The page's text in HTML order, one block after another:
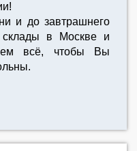
и до завтрашнего
в Москве и
всё, чтобы Вы